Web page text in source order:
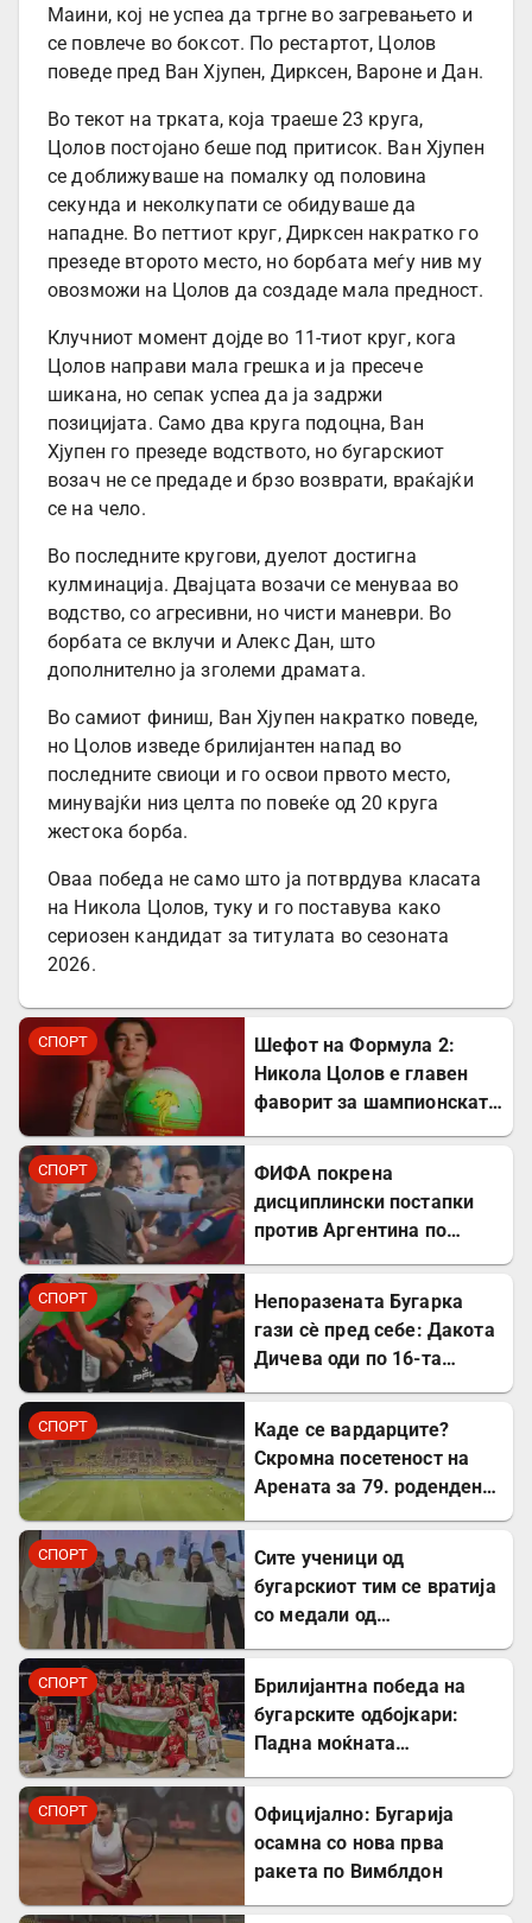
Маини, кој не успеа да тргне во загревањето и
се повлече во боксот. По рестартот, Цолов
поведе пред Ван Хјупен, Дирксен, Вароне и Дан.
Во текот на трката, која траеше 23 круга,
Цолов постојано беше под притисок. Ван Хјупен
се доближуваше на помалку од половина
секунда и неколкупати се обидуваше да
нападне. Во петтиот круг, Дирксен накратко го
презеде второто место, но борбата меѓу нив му
овозможи на Цолов да создаде мала предност.
Клучниот момент дојде во 11-тиот круг, кога
Цолов направи мала грешка и ја пресече
шикана, но сепак успеа да ја задржи
позицијата. Само два круга подоцна, Ван
Хјупен го презеде водството, но бугарскиот
возач не се предаде и брзо возврати, враќајќи
се на чело.
Во последните кругови, дуелот достигна
кулминација. Двајцата возачи се менуваа во
водство, со агресивни, но чисти маневри. Во
борбата се вклучи и Алекс Дан, што
дополнително ја зголеми драмата.
Во самиот финиш, Ван Хјупен накратко поведе,
но Цолов изведе брилијантен напад во
последните свиоци и го освои првото место,
минувајќи низ целта по повеќе од 20 круга
жестока борба.
Оваа победа не само што ја потврдува класата
на Никола Цолов, туку и го поставува како
сериозен кандидат за титулата во сезоната
2026.
СПОРТ
Шефот на Формула 2:
Никола Цолов е главен
фаворит за шампионската
СПОРТ
ФИФА покрена
дисциплински постапки
против Аргентина по
СПОРТ
Непоразената Бугарка
гази сè пред себе: Дакота
Дичева оди по 16-та
СПОРТ
Каде се вардарците?
Скромна посетеност на
Арената за 79. роденден
СПОРТ
​Сите ученици од
бугарскиот тим се вратија
со медали од
во Кина
СПОРТ
Брилијантна победа на
бугарските одбојкари:
Падна моќната
СПОРТ
Официјално: Бугарија
осамна со нова прва
ракета по Вимблдон